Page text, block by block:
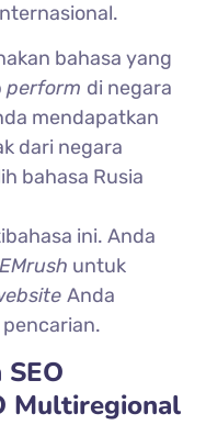
bahasa yang
perform di negara
mendapatkan
dari negara
bahasa Rusia
ini. Anda
untuk
Anda
Multiregional